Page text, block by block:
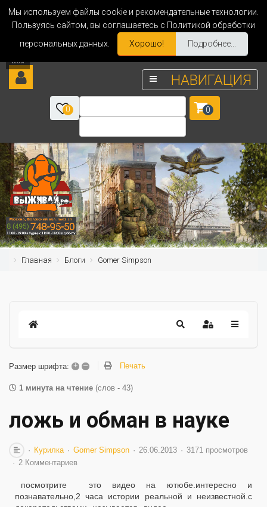
Мы используем файлы cookie и рекомендательные технологии.
Пользуясь сайтом, вы соглашаетесь с Политикой обработки
персональных данных.
Хорошо! Подробнее...
НАВИГАЦИЯ
0 0
Главная Блоги Gomer Simpson
Размер шрифта: + – Печать
1 минута на чтение (слов - 43)
ложь и обман в науке
Курилка Gomer Simpson 26.06.2013
3171 просмотров
2 Комментариев
посмотрите это видео на ютюбе.интересно и
познавательно,2 часа истории реальной и неизвестной.с